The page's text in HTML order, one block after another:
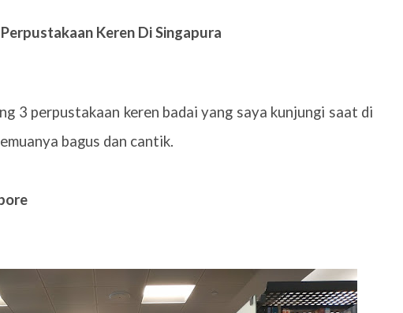
Keren Di Singapura
3 perpustakaan keren badai yang saya kunjungi saat di
bagus dan cantik.